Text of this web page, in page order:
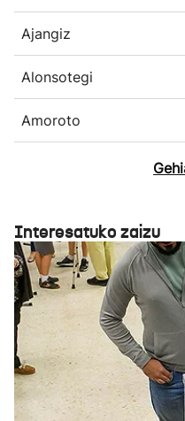
Ajangiz
Alonsotegi
Amoroto
Interesatuko zaizu